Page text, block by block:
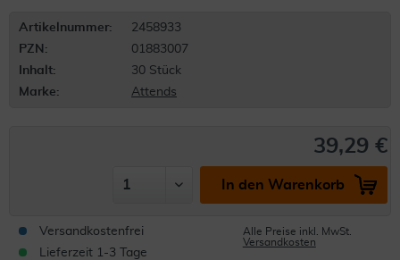
Artikelnummer:
2458933
PZN:
01883007
Inhalt:
30 Stück
Marke:
Attends
39,29 €
In den Warenkorb
Versandkostenfrei
Lieferzeit 1-3 Tage
Alle Preise inkl. MwSt.
Versandkosten